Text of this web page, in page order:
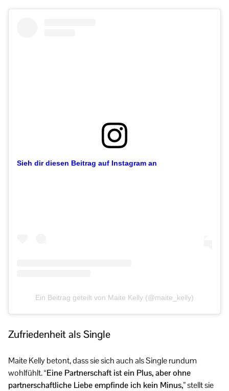
Sieh dir diesen Beitrag auf Instagram an
Ein Beitrag geteilt von Maite Kelly (@maite_kelly)
Zufriedenheit als Single
Maite Kelly betont, dass sie sich auch als Single rundum
wohlfühlt.“Eine Partnerschaft ist ein Plus, aber ohne
partnerschaftliche Liebe empfinde ich kein Minus,”stellt sie